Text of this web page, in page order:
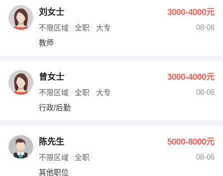
刘女士 3000-4000元
不限区域 全职 大专
08-06
教师
曾女士 3000-4000元
不限区域 全职 大专
08-06
行政/后勤
陈先生 5000-8000元
不限区域 全职
08-06
其他职位